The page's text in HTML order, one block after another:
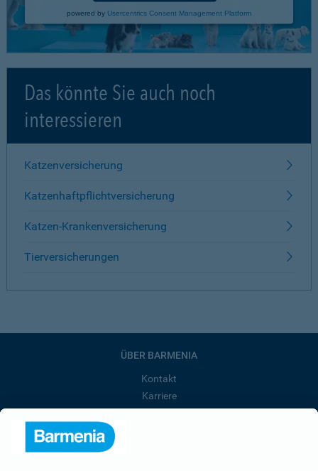
powered by Usercentrics Consent Management Platform
Das könnte Sie auch noch
interessieren
Katzenversicherung
Katzenhaftpflichtversicherung
Katzen-Krankenversicherung
Tierversicherungen
ÜBER BARMENIA
Kontakt
Karriere